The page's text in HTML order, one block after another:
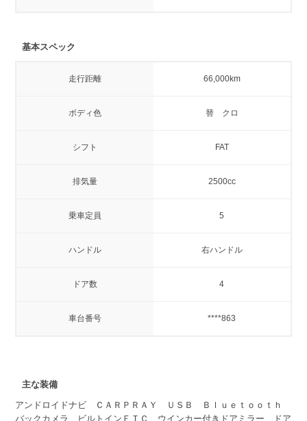
基本スペック
走行距離 66,000km
ボディ色 替 クロ
シフト FAT
排気量 2500cc
乗車定員 5
ハンドル 右ハンドル
ドア数 4
車台番号 ****863
主な装備
アンドロイドナビ ＣＡＲＰＲＡＹ ＵＳＢ Ｂｌｕｅｔｏｏｔｈ
バックカメラ ビルトインＥＴＣ ウインカー付きドアミラー ドア